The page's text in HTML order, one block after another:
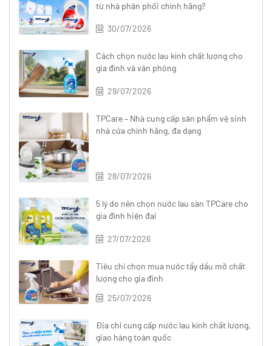
từ nhà phân phối chính hãng?
30/07/2026
Cách chọn nước lau kính chất lượng cho
gia đình và văn phòng
29/07/2026
TPCare – Nhà cung cấp sản phẩm vệ sinh
nhà cửa chính hãng, đa dạng
28/07/2026
5 lý do nên chọn nước lau sàn TPCare cho
gia đình hiện đại
27/07/2026
Tiêu chí chọn mua nước tẩy dầu mỡ chất
lượng cho gia đình
25/07/2026
Địa chỉ cung cấp nước lau kính chất lượng,
giao hàng toàn quốc